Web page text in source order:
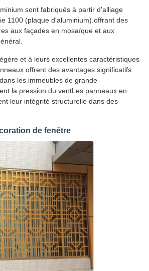
sont fabriqués à partir d'alliage
1100 (plaque d'aluminium).offrant des
aux façades en mosaïque et aux
et à leurs excellentes caractéristiques
offrent des avantages significatifs
les immeubles de grande
la pression du ventLes panneaux en
leur intégrité structurelle dans des
de fenêtre